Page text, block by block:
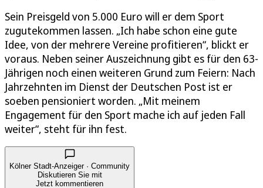
Sein Preisgeld von 5.000 Euro will er dem Sport
zugutekommen lassen. „Ich habe schon eine gute
Idee, von der mehrere Vereine profitieren“, blickt er
voraus. Neben seiner Auszeichnung gibt es für den 63-
Jährigen noch einen weiteren Grund zum Feiern: Nach
Jahrzehnten im Dienst der Deutschen Post ist er
soeben pensioniert worden. „Mit meinem
Engagement für den Sport mache ich auf jeden Fall
weiter“, steht für ihn fest.
Kölner Stadt-Anzeiger · Community
Diskutieren Sie mit
Jetzt kommentieren